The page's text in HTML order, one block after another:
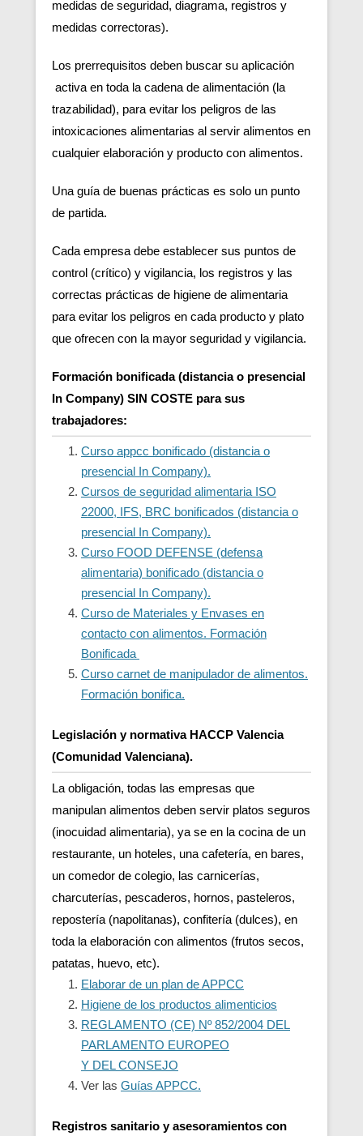
medidas de seguridad, diagrama, registros y
medidas correctoras).
Los prerrequisitos deben buscar su aplicación
activa en toda la cadena de alimentación (la
trazabilidad), para evitar los peligros de las
intoxicaciones alimentarias al servir alimentos en
cualquier elaboración y producto con alimentos.
Una guía de buenas prácticas es solo un punto
de partida.
Cada empresa debe establecer sus puntos de
control (crítico) y vigilancia, los registros y las
correctas prácticas de higiene de alimentaria
para evitar los peligros en cada producto y plato
que ofrecen con la mayor seguridad y vigilancia.
Formación bonificada (distancia o presencial
In Company) SIN COSTE para sus
trabajadores:
Curso appcc bonificado (distancia o
presencial In Company).
Cursos de seguridad alimentaria ISO
22000, IFS, BRC bonificados (distancia o
presencial In Company).
Curso FOOD DEFENSE (defensa
alimentaria) bonificado (distancia o
presencial In Company).
Curso de Materiales y Envases en
contacto con alimentos. Formación
Bonificada
Curso carnet de manipulador de alimentos.
Formación bonifica.
Legislación y normativa HACCP Valencia
(Comunidad Valenciana).
La obligación, todas las empresas que
manipulan alimentos deben servir platos seguros
(inocuidad alimentaria), ya se en la cocina de un
restaurante, un hoteles, una cafetería, en bares,
un comedor de colegio, las carnicerías,
charcuterías, pescaderos, hornos, pasteleros,
repostería (napolitanas), confitería (dulces), en
toda la elaboración con alimentos (frutos secos,
patatas, huevo, etc).
Elaborar de un plan de APPCC
Higiene de los productos alimenticios
REGLAMENTO (CE) Nº 852/2004 DEL
PARLAMENTO EUROPEO
Y DEL CONSEJO
Ver las Guías APPCC.
Registros sanitario y asesoramientos con